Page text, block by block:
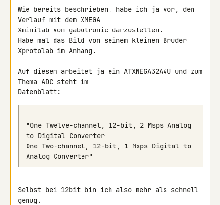
Wie bereits beschrieben, habe ich ja vor, den
Verlauf mit dem XMEGA
Xminilab von gabotronic darzustellen.
Habe mal das Bild von seinem kleinen Bruder
Xprotolab im Anhang.
Auf diesem arbeitet ja ein ATXMEGA32A4U und zum
Thema ADC steht im
"One Twelve-channel, 12-bit, 2 Msps Analog
One Two-channel, 12-bit, 1 Msps Digital to
Selbst bei 12bit bin ich also mehr als schnell
genug.